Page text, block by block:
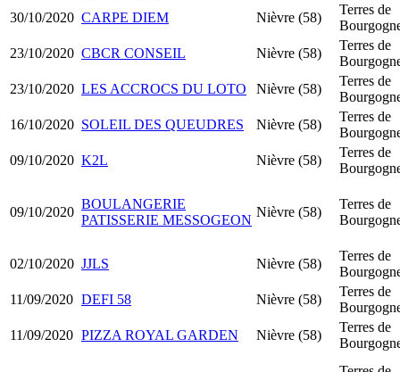
30/10/2020 CARPE DIEM Nièvre (58)
Terres de
23/10/2020 CBCR CONSEIL Nièvre (58)
Terres de
23/10/2020 LES ACCROCS DU LOTO Nièvre (58)
Terres de
16/10/2020 SOLEIL DES QUEUDRES Nièvre (58)
Terres de
09/10/2020 K2L Nièvre (58)
Terres de
09/10/2020
BOULANGERIE
PATISSERIE MESSOGEON
Nièvre (58)
Terres de
02/10/2020 JJLS Nièvre (58)
Terres de
11/09/2020 DEFI 58 Nièvre (58)
Terres de
11/09/2020 PIZZA ROYAL GARDEN Nièvre (58)
Terres de